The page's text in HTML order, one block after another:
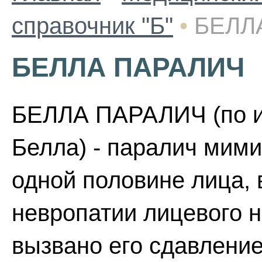
справочник "Б" •
БЕЛЛА ПАРАЛИЧ
БЕЛЛА ПАРАЛИЧ (по
Белла) - паралич
одной половине лица,
невропатии лицевого
вызвано его